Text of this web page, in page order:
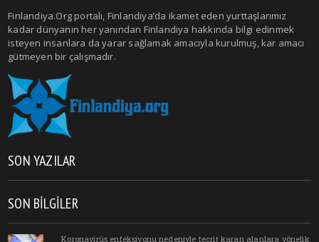
Finlandiya.Org portalı, Finlandiya’da ikamet eden yurttaşlarımız
kadar dünyanın her yanından Finlandiya hakkında bilgi edinmek
isteyen insanlara da yarar sağlamak amacıyla kurulmuş, kar amacı
gütmeyen bir çalışmadır.
SON YAZILAR
SON BILGILER
Koronavirüs enfeksiyonu nedeniyle tecrit kararı alanlara yönelik